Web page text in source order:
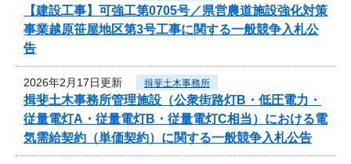
【建設工事】可強工第0705号／県営農道施設強化対策
事業越原笹屋地区第3号工事に関する一般競争入札公
告
2026年2月17日更新 揖斐土木事務所
揖斐土木事務所管理施設（公衆街路灯B・低圧電力・
従量電灯A・従量電灯B・従量電灯C相当）における電
気需給契約（単価契約）に関する一般競争入札公告